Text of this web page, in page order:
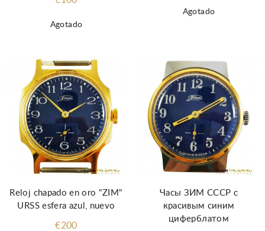
Agotado
Agotado
Reloj chapado en oro "ZIM"
URSS esfera azul, nuevo
€200
Часы ЗИМ СССР с
красивым синим
циферблатом